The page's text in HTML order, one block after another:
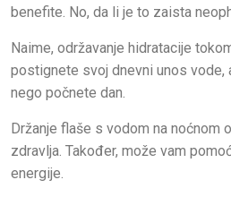
benefite. No, da li je to zaista
Naime, održavanje hidratacije
postignete svoj dnevni unos vode,
nego počnete dan.
Držanje flaše s vodom na noćnom
zdravlja. Također, može vam
energije.